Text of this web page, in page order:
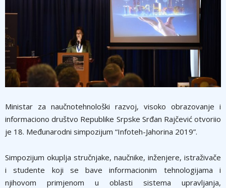
Ministar za naučnotehnološki razvoj, visoko obrazovanje i
informaciono društvo Republike Srpske Srđan Rajčević otvoriio
je 18. Međunarodni simpozijum “Infoteh-Jahorina 2019”.
Simpozijum okuplja stručnjake, naučnike, inženjere, istraživače
i studente koji se bave informacionim tehnologijama i
njihovom primjenom u oblasti sistema upravljanja,